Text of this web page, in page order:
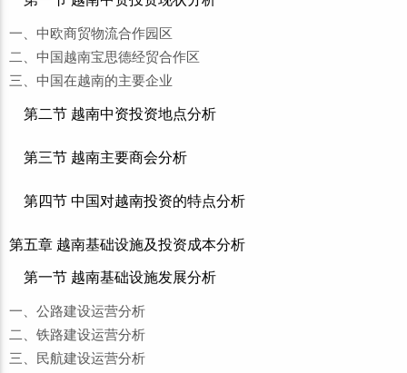
一、中欧商贸物流合作园区
二、中国越南宝思德经贸合作区
三、中国在越南的主要企业
第二节 越南中资投资地点分析
第三节 越南主要商会分析
第四节 中国对越南投资的特点分析
第五章 越南基础设施及投资成本分析
第一节 越南基础设施发展分析
一、公路建设运营分析
二、铁路建设运营分析
三、民航建设运营分析